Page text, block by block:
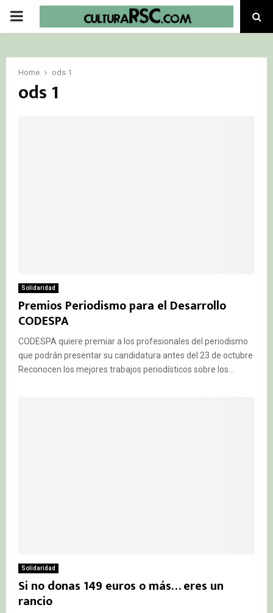
PRIMARY
Home ods 1
ods 1
Solidaridad
Premios Periodismo para el Desarrollo
CODESPA
CODESPA quiere premiar a los profesionales del periodismo
que podrán presentar su candidatura antes del 23 de octubre
Reconocen los mejores trabajos periodísticos sobre los...
Solidaridad
Si no donas 149 euros o más… eres un
rancio